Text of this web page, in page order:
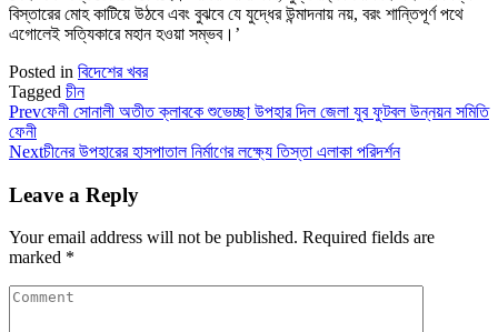
বিস্তারের মোহ কাটিয়ে উঠবে এবং বুঝবে যে যুদ্ধের উন্মাদনায় নয়, বরং শান্তিপূর্ণ পথে
এগোলেই সত্যিকারে মহান হওয়া সম্ভব।’
Posted in বিদেশের খবর
Tagged চীন
Prevফেনী সোনালী অতীত ক্লাবকে শুভেচ্ছা উপহার দিল জেলা যুব ফুটবল উন্নয়ন সমিতি
ফেনী
Nextচীনের উপহারের হাসপাতাল নির্মাণের লক্ষ্যে তিস্তা এলাকা পরিদর্শন
Leave a Reply
Your email address will not be published. Required fields are
marked *